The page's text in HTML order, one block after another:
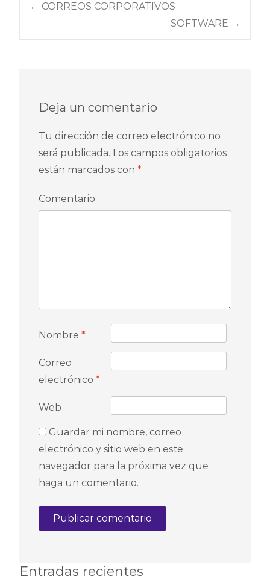
Navegación de
← CORREOS CORPORATIVOS
SOFTWARE →
Deja un comentario
Tu dirección de correo electrónico no
será publicada. Los campos obligatorios
están marcados con *
Comentario
Nombre *
Correo
electrónico *
Web
Guardar mi nombre, correo
electrónico y sitio web en este
navegador para la próxima vez que
haga un comentario.
Entradas recientes